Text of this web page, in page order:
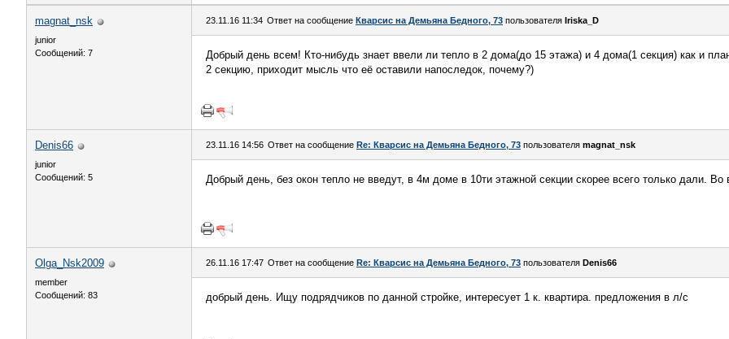
magnat_nsk
junior
Сообщений: 7
23.11.16 11:34 Ответ на сообщение Кварсис на Демьяна Бедного, 73 пользователя Iriska_D
Добрый день всем! Кто-нибудь знает ввели ли тепло в 2 дома(до 15 этажа) и 4 дома(1 секция) как и
2 секцию, приходит мысль что её оставили напоследок, почему?)
Denis66
junior
Сообщений: 5
23.11.16 14:56 Ответ на сообщение Re: Кварсис на Демьяна Бедного, 73 пользователя magnat_nsk
Добрый день, без окон тепло не введут, в 4м доме в 10ти этажной секции скорее всего только дали. Во
Olga_Nsk2009
member
Сообщений: 83
26.11.16 17:47 Ответ на сообщение Re: Кварсис на Демьяна Бедного, 73 пользователя Denis66
добрый день. Ищу подрядчиков по данной стройке, интересует 1 к. квартира. предложения в л/с